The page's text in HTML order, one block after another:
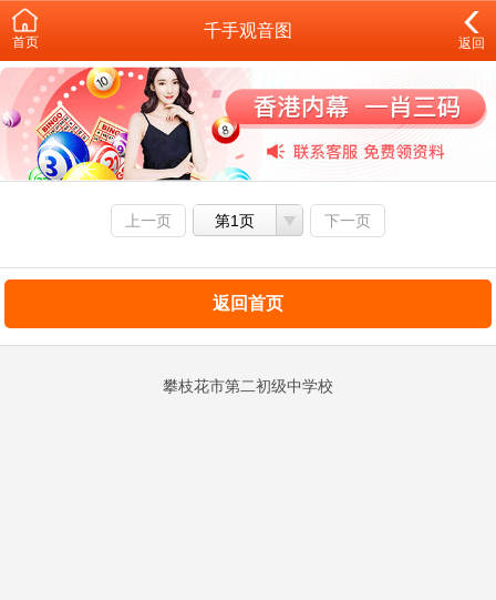
首页
千手观音图
返回
上一页 第1页 下一页
返回首页
攀枝花市第二初级中学校